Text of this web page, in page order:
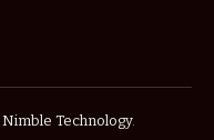
Nimble Technology.